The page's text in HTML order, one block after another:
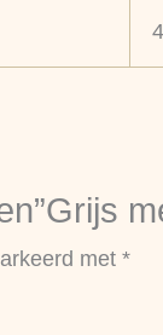
met *